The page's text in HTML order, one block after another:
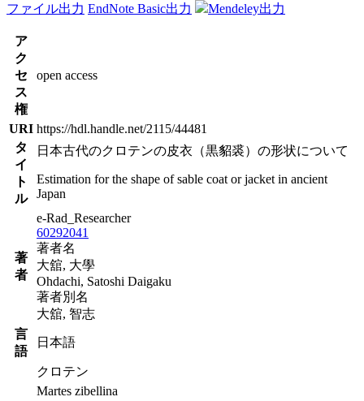
ファイル出力 EndNote Basic出力 Mendeley出力
ア
ク
セ
ス
権
open access
URI https://hdl.handle.net/2115/44481
タ
イ
ト
ル
日本古代のクロテンの皮衣（黒貂裘）の形状について
Estimation for the shape of sable coat or jacket in ancient
Japan
著
者
e-Rad_Researcher
60292041
著者名
大舘, 大學
Ohdachi, Satoshi Daigaku
著者別名
大舘, 智志
言
語
日本語
クロテン
Martes zibellina